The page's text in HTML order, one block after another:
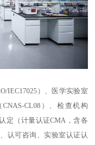
IEC17025）、医学实验室
CL08）、检查机构
定（计量认证CMA，含各
认可咨询、实验室认证认